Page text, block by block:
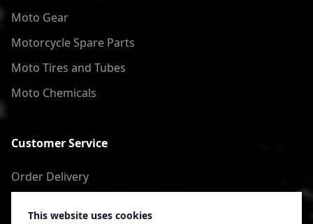
This website uses cookies
Moto Gear
Motorcycle Spare Parts
Moto Tires and Tubes
Moto Chemicals
Customer Service
Order Delivery